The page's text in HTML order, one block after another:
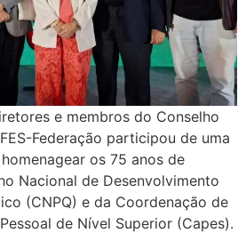
e membros do Conselho
Federação participou de uma
os 75 anos de
Nacional de Desenvolvimento
(CNPQ) e da Coordenação de
de Nível Superior (Capes).